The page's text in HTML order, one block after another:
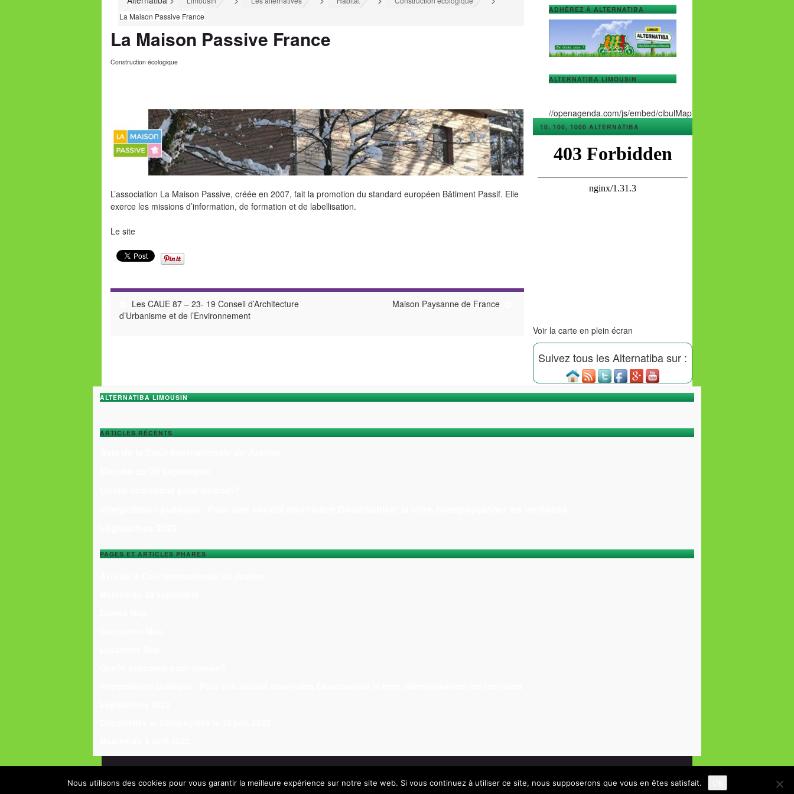
La Maison Passive France
La Maison Passive France
Construction écologique
L’association La Maison Passive, créée en 2007, fait la promotion du standard européen Bâtiment Passif. Elle
exerce les missions d’information, de formation et de labellisation.
Le site
Les CAUE 87 – 23- 19 Conseil d’Architecture
d’Urbanisme et de l’Environnement
Maison Paysanne de France
ADHÉREZ À ALTERNATIBA
ALTERNATIBA LIMOUSIN
//openagenda.com/js/embed/cibulMapWidget.js
10, 100, 1000 ALTERNATIBA
Voir la carte en plein écran
Suivez tous les Alternatiba sur :
ALTERNATIBA LIMOUSIN
ARTICLES RÉCENTS
PAGES ET ARTICLES PHARES
Alternatiba
Nous utilisons des cookies pour vous garantir la meilleure expérience sur notre site web. Si vous continuez à utiliser ce site, nous supposerons que vous en êtes satisfait.